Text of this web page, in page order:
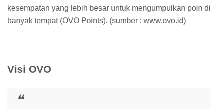
kesempatan yang lebih besar untuk mengumpulkan poin di
banyak tempat (OVO Points). (sumber : www.ovo.id)
Visi OVO